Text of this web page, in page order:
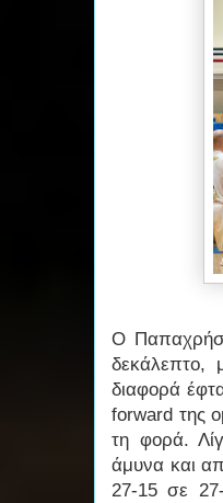
Ο
δεκάλεπτο,
διαφορά
forward της
τη φορά.
άμυνα και
27-15 σε